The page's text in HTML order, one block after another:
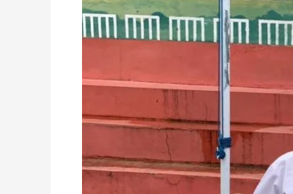
dengan
Perlombaan
dan
Dokumentasi